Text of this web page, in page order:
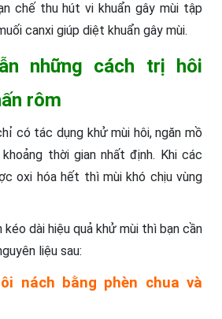
chế thu hút vi khuẩn gây mùi tập
canxi giúp diệt khuẩn gây mùi.
những cách trị hôi
rôm
có tác dụng khử mùi hôi, ngăn mồ
thời gian nhất định. Khi các
oxi hóa hết thì mùi khó chịu vùng
kéo dài hiệu quả khử mùi thì bạn cần
liệu sau:
nách bằng phèn chua và